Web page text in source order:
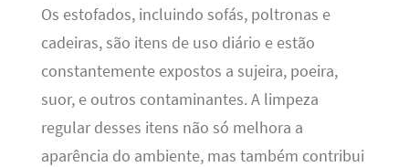
Os estofados, incluindo sofás, poltronas e
cadeiras, são itens de uso diário e estão
constantemente expostos a sujeira, poeira,
suor, e outros contaminantes. A limpeza
regular desses itens não só melhora a
aparência do ambiente, mas também contribui